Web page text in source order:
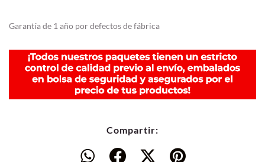
Garantía de 1 año por defectos de fábrica
Compartir: